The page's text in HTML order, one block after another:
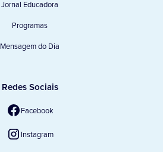
Jornal Educadora
Programas
Mensagem do Dia
Redes Sociais
Facebook
Instagram